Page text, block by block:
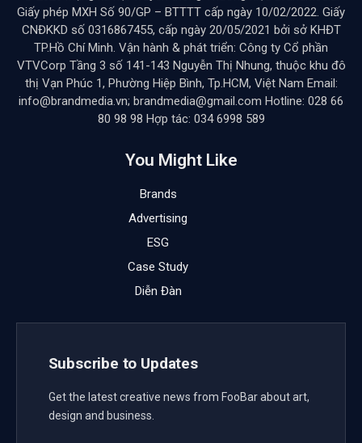
Trong bối cảnh thị trường influencer marketing ngày
càng phát triển và cạnh tranh, sự xuất hiện của thế hệ
mới đầy tiềm năng. KOS được kỳ vọng sẽ tiếp nối và
(KOLs) và Key Opinion Consumers (KOCs) trước đó.
Liệu KOS có thực sự trở thành “ngôi sao mới” trong
hay chỉ là một trào lưu nhất thời?